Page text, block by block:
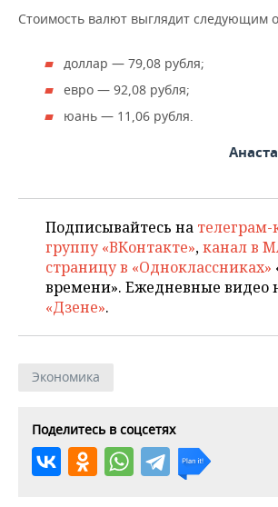
ФИГУРНОЕ КАТАНИЕ
ВОДНЫЕ ВИДЫ СПОРТА
МЕДИЦИНА
ОБРАЗОВАНИЕ
Стоимость валют выглядит следующим
доллар — 79,08 рубля;
евро — 92,08 рубля;
юань — 11,06 рубля.
Подписывайтесь на телеграм-
группу «ВКонтакте»,канал в
страницу в «Одноклассниках»
времени». Ежедневные видео
«Дзене».
Экономика
Поделитесь в соцсетях